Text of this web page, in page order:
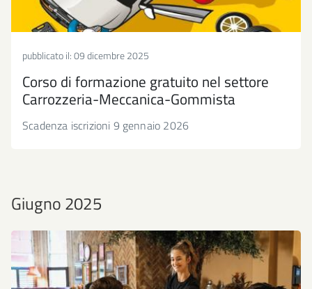
pubblicato il:09 dicembre 2025
Corso di formazione gratuito nel settore
Carrozzeria-Meccanica-Gommista
Scadenza iscrizioni 9 gennaio 2026
Giugno 2025